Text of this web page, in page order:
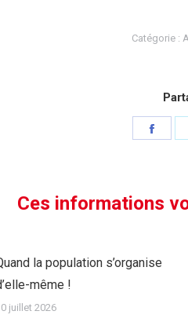
Catégorie :
Ces informations
la population s’organise
même !
juillet 2026